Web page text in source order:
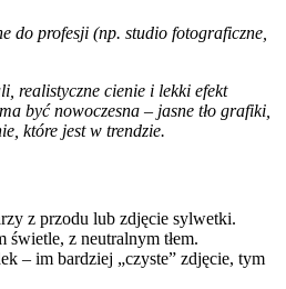
do profesji (np. studio fotograficzne,
realistyczne cienie i lekki efekt
być nowoczesna – jasne tło grafiki,
które jest w trendzie.
z przodu lub zdjęcie sylwetki.
z neutralnym tłem.
– im bardziej „czyste” zdjęcie, tym